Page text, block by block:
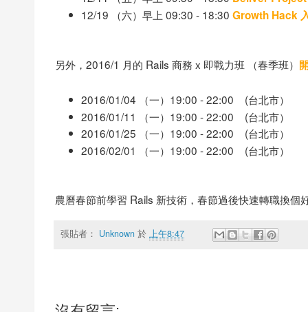
12/19 （六）早上 09:30 - 18:30Growth Hack
另外，2016/1 月的 Rails 商務 x 即戰力班 （春季班）
2016/01/04 （一）19:00 - 22:00 (台北市）
2016/01/11 （一）19:00 - 22:00 (台北市）
2016/01/25 （一）19:00 - 22:00 (台北市）
2016/02/01 （一）19:00 - 22:00 (台北市）
農曆春節前學習 Rails 新技術，春節過後快速轉職換個
張貼者： Unknown 於 上午8:47